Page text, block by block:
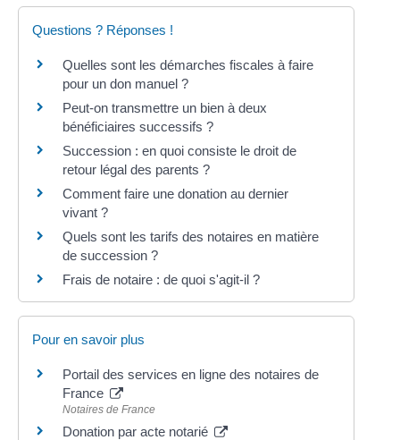
Questions ? Réponses !
Quelles sont les démarches fiscales à faire
pour un don manuel ?
Peut-on transmettre un bien à deux
bénéficiaires successifs ?
Succession : en quoi consiste le droit de
retour légal des parents ?
Comment faire une donation au dernier
vivant ?
Quels sont les tarifs des notaires en matière
de succession ?
Frais de notaire : de quoi s'agit-il ?
Pour en savoir plus
Portail des services en ligne des notaires de
France
Notaires de France
Donation par acte notarié